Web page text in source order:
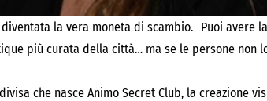
la vera moneta di scambio. Puoi avere
più curata della città… ma se le persone non
che nasce Animo Secret Club, la creazione